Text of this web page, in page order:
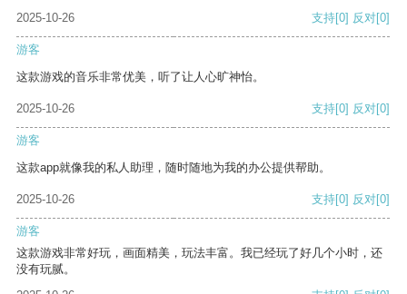
2025-10-26
支持[0] 反对[0]
游客
这款游戏的音乐非常优美，听了让人心旷神怡。
2025-10-26 支持[0] 反对[0]
游客
这款app就像我的私人助理，随时随地为我的办公提供帮助。
2025-10-26 支持[0] 反对[0]
游客
这款游戏非常好玩，画面精美，玩法丰富。我已经玩了好几个小时，还
没有玩腻。